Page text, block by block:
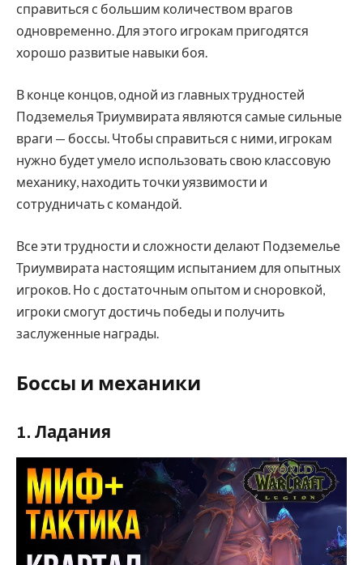
справиться с большим количеством врагов
одновременно. Для этого игрокам пригодятся
хорошо развитые навыки боя.
В конце концов, одной из главных трудностей
Подземелья Триумвирата являются самые сильные
враги — боссы. Чтобы справиться с ними, игрокам
нужно будет умело использовать свою классовую
механику, находить точки уязвимости и
сотрудничать с командой.
Все эти трудности и сложности делают Подземелье
Триумвирата настоящим испытанием для опытных
игроков. Но с достаточным опытом и сноровкой,
игроки смогут достичь победы и получить
заслуженные награды.
Боссы и механики
1. Ладания